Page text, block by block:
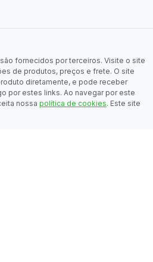
fornecidos por terceiros. Visite o site
de produtos, preços e frete. O site
diretamente, e pode receber
por estes links. Ao navegar por este
nossa política de cookies. Este site